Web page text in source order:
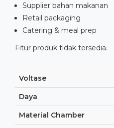
Supplier bahan makanan
Retail packaging
Catering & meal prep
Fitur produk tidak tersedia.
Voltase
Daya
Material Chamber